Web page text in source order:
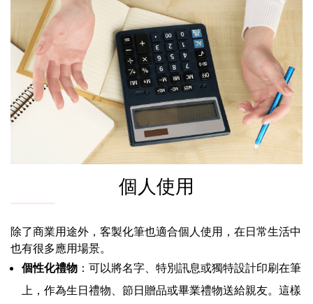
個人使用
除了商業用途外，客製化筆也適合個人使用，在日常生活中
也有很多應用場景。
個性化禮物 ：可以將名字、特別訊息或獨特設計印刷在筆
上，作為生日禮物、節日贈品或畢業禮物送給親友。這樣